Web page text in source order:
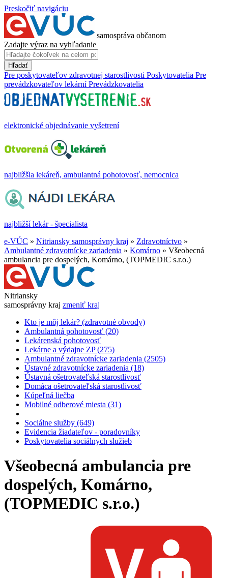
Preskočiť navigáciu
samospráva občanom
Zadajte výraz na vyhľadanie
Hľadať
Pre poskytovateľov zdravotnej starostlivosti Poskytovatelia Pre
prevádzkovateľov lekární Prevádzkovatelia
elektronické objednávanie vyšetrení
najbližšia lekáreň, ambulantná pohotovosť, nemocnica
najbližší lekár - špecialista
e-VÚC » Nitriansky samosprávny kraj » Zdravotníctvo »
Ambulantné zdravotnícke zariadenia » Komárno » Všeobecná
ambulancia pre dospelých, Komárno, (TOPMEDIC s.r.o.)
Nitriansky
samosprávny kraj zmeniť kraj
Kto je môj lekár? (zdravotné obvody)
Ambulantná pohotovosť (20)
Lekárenská pohotovosť
Lekárne a výdajne ZP (275)
Ambulantné zdravotnícke zariadenia (2505)
Ústavné zdravotnícke zariadenia (18)
Ústavná ošetrovateľská starostlivosť
Domáca ošetrovateľská starostlivosť
Kúpeľná liečba
Mobilné odberové miesta (31)
Sociálne služby (649)
Evidencia žiadateľov - poradovníky
Poskytovatelia sociálnych služieb
Všeobecná ambulancia pre
dospelých, Komárno,
(TOPMEDIC s.r.o.)